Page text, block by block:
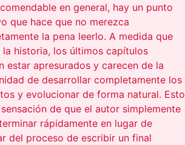
en general, hay un punto
que hace que no merezca
la pena leerlo. A medida que
la historia, los últimos capítulos
estar apresurados y carecen de la
de desarrollar completamente los
y evolucionar de forma natural. Esto
de que el autor simplemente
rápidamente en lugar de
del proceso de escribir un final